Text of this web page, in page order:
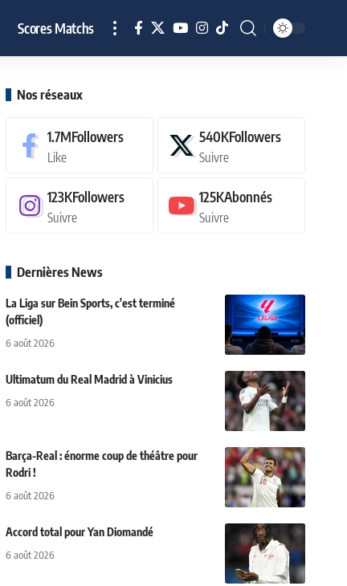
Scores Matchs
Nos réseaux
1.7MFollowers
Like
540KFollowers
Suivre
123KFollowers
Suivre
125KAbonnés
Suivre
Dernières News
La Liga sur Bein Sports, c'est terminé
(officiel)
6 août 2026
Ultimatum du Real Madrid à Vinicius
6 août 2026
Barça-Real : énorme coup de théâtre pour
Rodri !
6 août 2026
Accord total pour Yan Diomandé
6 août 2026